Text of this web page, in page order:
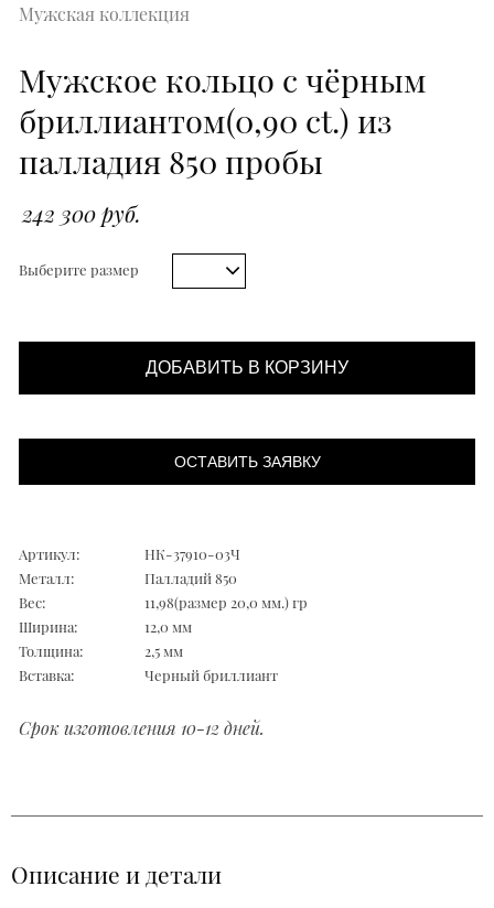
Мужская коллекция
Мужское кольцо с чёрным
бриллиантом(0,90 ct.) из
палладия 850 пробы
242 300 руб.
Выберите размер
ДОБАВИТЬ В КОРЗИНУ
ОСТАВИТЬ ЗАЯВКУ
Артикул:
НК-37910-03Ч
Металл:
Палладий 850
Вес:
11,98(размер 20,0 мм.) гр
Ширина:
12,0 мм
Толщина:
2,5 мм
Вставка:
Черный бриллиант
Срок изготовления 10-12 дней.
Описание и детали